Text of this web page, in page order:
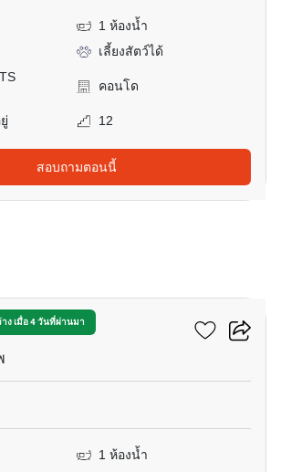
1 ห้องน้ำ
เลี้ยงสัตว์ได้
คอนโด
12
สอบถามตอนนี้
ง เมื่อ 4 วันที่ผ่านมา
ว
1 ห้องน้ำ